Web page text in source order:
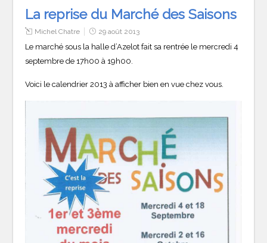
La reprise du Marché des Saisons
Michel Chatre 29 août 2013
Le marché sous la halle d’Azelot fait sa rentrée le mercredi 4
septembre de 17h00 à 19h00.
Voici le calendrier 2013 à afficher bien en vue chez vous.